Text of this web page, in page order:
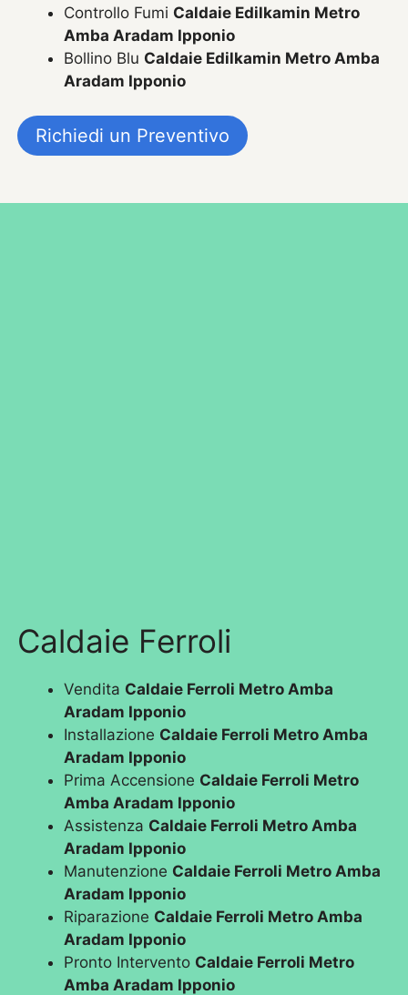
Controllo Fumi Caldaie Edilkamin Metro
Amba Aradam Ipponio
Bollino Blu Caldaie Edilkamin Metro Amba
Aradam Ipponio
Richiedi un Preventivo
Caldaie Ferroli
Vendita Caldaie Ferroli Metro Amba
Aradam Ipponio
Installazione Caldaie Ferroli Metro Amba
Aradam Ipponio
Prima Accensione Caldaie Ferroli Metro
Amba Aradam Ipponio
Assistenza Caldaie Ferroli Metro Amba
Aradam Ipponio
Manutenzione Caldaie Ferroli Metro Amba
Aradam Ipponio
Riparazione Caldaie Ferroli Metro Amba
Aradam Ipponio
Pronto Intervento Caldaie Ferroli Metro
Amba Aradam Ipponio